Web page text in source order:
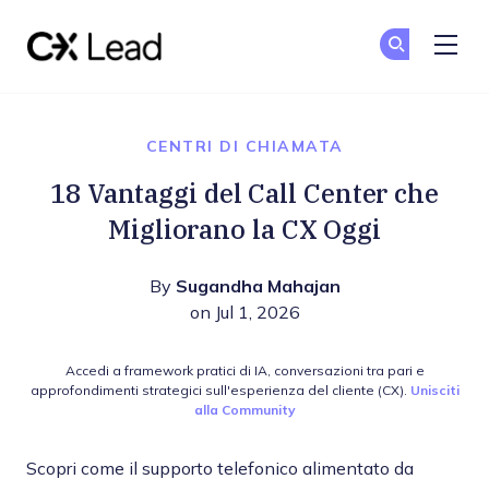
CENTRI DI CHIAMATA
18 Vantaggi del Call Center che
Migliorano la CX Oggi
By Sugandha Mahajan
on Jul 1, 2026
Accedi a framework pratici di IA, conversazioni tra pari e
approfondimenti strategici sull'esperienza del cliente (CX). Unisciti
alla Community
Scopri come il supporto telefonico alimentato da